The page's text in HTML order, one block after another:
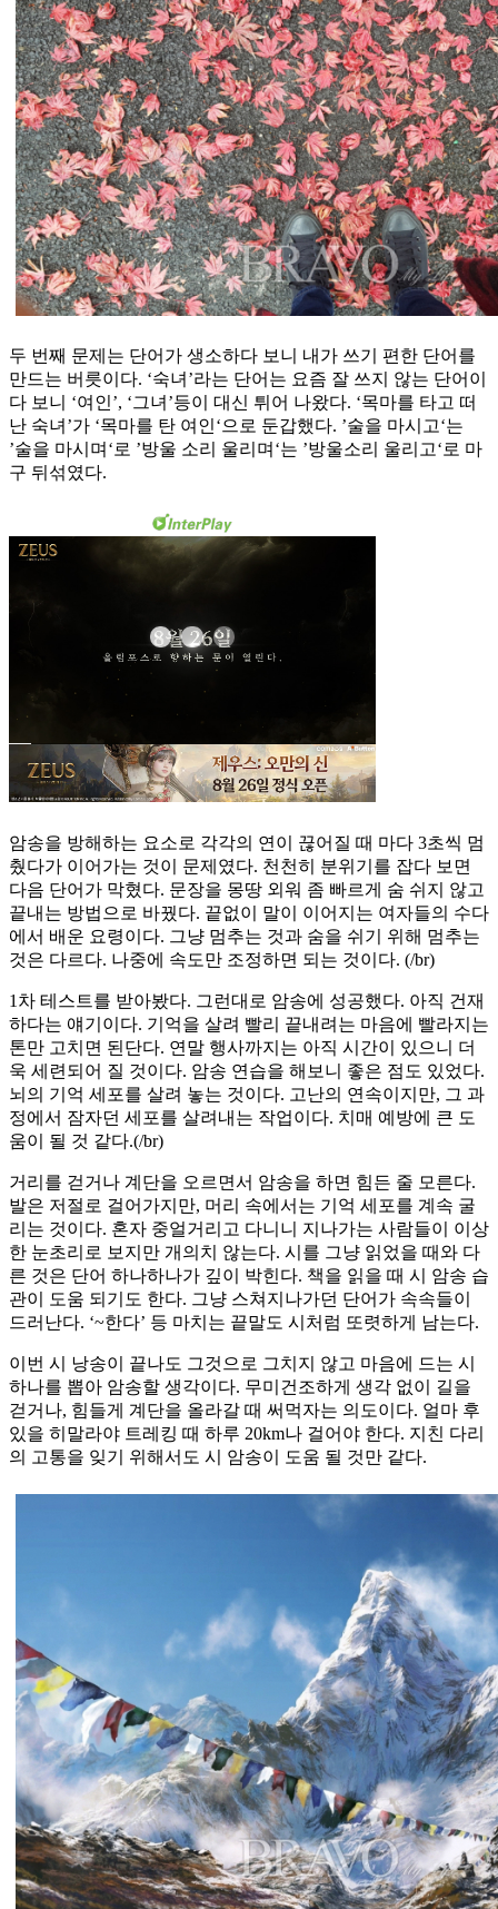
두 번째 문제는 단어가 생소하다 보니 내가 쓰기 편한 단어를
만드는 버릇이다. ‘숙녀’라는 단어는 요즘 잘 쓰지 않는 단어이
다 보니 ‘여인’, ‘그녀’등이 대신 튀어 나왔다. ‘목마를 타고 떠
난 숙녀’가 ‘목마를 탄 여인‘으로 둔갑했다. ’술을 마시고‘는
’술을 마시며‘로 ’방울 소리 울리며‘는 ’방울소리 울리고‘로 마
구 뒤섞였다.
암송을 방해하는 요소로 각각의 연이 끊어질 때 마다 3초씩 멈
췄다가 이어가는 것이 문제였다. 천천히 분위기를 잡다 보면
다음 단어가 막혔다. 문장을 몽땅 외워 좀 빠르게 숨 쉬지 않고
끝내는 방법으로 바꿨다. 끝없이 말이 이어지는 여자들의 수다
에서 배운 요령이다. 그냥 멈추는 것과 숨을 쉬기 위해 멈추는
것은 다르다. 나중에 속도만 조정하면 되는 것이다. (/br)
1차 테스트를 받아봤다. 그런대로 암송에 성공했다. 아직 건재
하다는 얘기이다. 기억을 살려 빨리 끝내려는 마음에 빨라지는
톤만 고치면 된단다. 연말 행사까지는 아직 시간이 있으니 더
욱 세련되어 질 것이다. 암송 연습을 해보니 좋은 점도 있었다.
뇌의 기억 세포를 살려 놓는 것이다. 고난의 연속이지만, 그 과
정에서 잠자던 세포를 살려내는 작업이다. 치매 예방에 큰 도
움이 될 것 같다.(/br)
거리를 걷거나 계단을 오르면서 암송을 하면 힘든 줄 모른다.
발은 저절로 걸어가지만, 머리 속에서는 기억 세포를 계속 굴
리는 것이다. 혼자 중얼거리고 다니니 지나가는 사람들이 이상
한 눈초리로 보지만 개의치 않는다. 시를 그냥 읽었을 때와 다
른 것은 단어 하나하나가 깊이 박힌다. 책을 읽을 때 시 암송 습
관이 도움 되기도 한다. 그냥 스쳐지나가던 단어가 속속들이
드러난다. ‘~한다’ 등 마치는 끝말도 시처럼 또렷하게 남는다.
이번 시 낭송이 끝나도 그것으로 그치지 않고 마음에 드는 시
하나를 뽑아 암송할 생각이다. 무미건조하게 생각 없이 길을
걷거나, 힘들게 계단을 올라갈 때 써먹자는 의도이다. 얼마 후
있을 히말라야 트레킹 때 하루 20km나 걸어야 한다. 지친 다리
의 고통을 잊기 위해서도 시 암송이 도움 될 것만 같다.